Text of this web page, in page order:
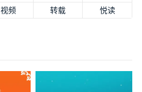
视频 转载 悦读